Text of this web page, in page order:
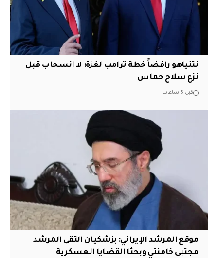
نتنياهو رافضاً خطة ترامب لغزة: لا انسحاب قبل
نزع سلاح حماس
قبل 5 ساعات
موقع المرشد الإيراني: بزشكيان التقى المرشد
مجتبى خامنئي وبحثا القضايا العسكرية